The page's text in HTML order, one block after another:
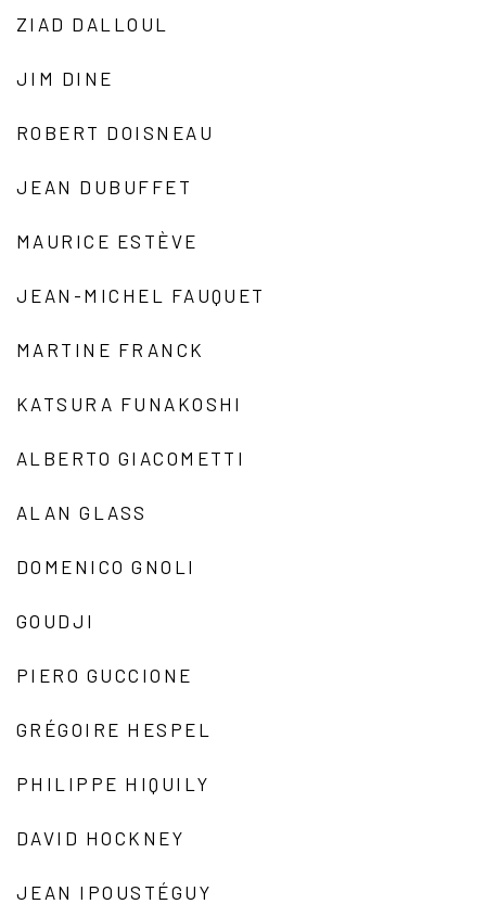
ZIAD DALLOUL
JIM DINE
ROBERT DOISNEAU
JEAN DUBUFFET
MAURICE ESTÈVE
JEAN-MICHEL FAUQUET
MARTINE FRANCK
KATSURA FUNAKOSHI
ALBERTO GIACOMETTI
ALAN GLASS
DOMENICO GNOLI
GOUDJI
PIERO GUCCIONE
GRÉGOIRE HESPEL
PHILIPPE HIQUILY
DAVID HOCKNEY
JEAN IPOUSTÉGUY